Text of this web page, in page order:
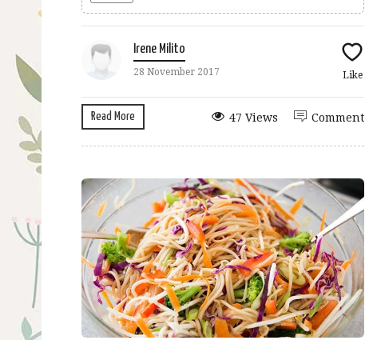
Irene Milito
28 November 2017 Like
Read More Comment
47 Views